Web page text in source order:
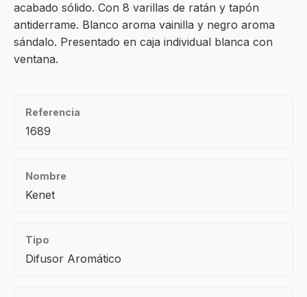
acabado sólido. Con 8 varillas de ratán y tapón
antiderrame. Blanco aroma vainilla y negro aroma
sándalo. Presentado en caja individual blanca con
ventana.
Referencia
1689
Nombre
Kenet
Tipo
Difusor Aromático